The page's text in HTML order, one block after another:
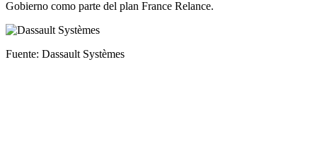
Gobierno como parte del plan France Relance.
Fuente: Dassault Systèmes